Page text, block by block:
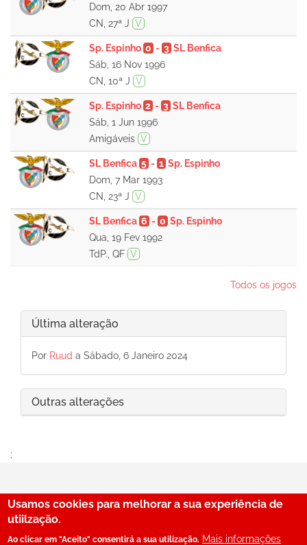
Dom, 20 Abr 1997
CN, 27ª J V
Sp. Espinho 0 - 3 SL Benfica
Sáb, 16 Nov 1996
CN, 10ª J V
Sp. Espinho 2- 3 SL Benfica
Sáb, 1 Jun 1996
Amigáveis V
SL Benfica 5- 1 Sp. Espinho
Dom, 7 Mar 1993
CN, 23ª J V
SL Benfica 6 - 0 Sp. Espinho
Qua, 19 Fev 1992
TdP., QF V
Todos os jogos
Última alteração
Por Ruud a Sábado, 6 Janeiro 2024
Outras alterações
;
29
Usamos cookies para melhorar a sua experiência de
utiilzação.
Ao clicar em "Aceito" consentirá a sua utilização. Mais informações